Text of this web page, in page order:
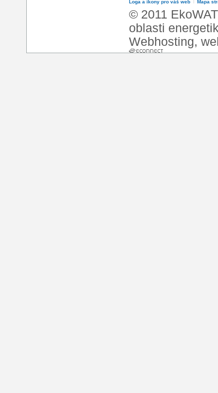
Loga a ikony pro váš web Mapa
© 2011
oblasti
Webhosting,